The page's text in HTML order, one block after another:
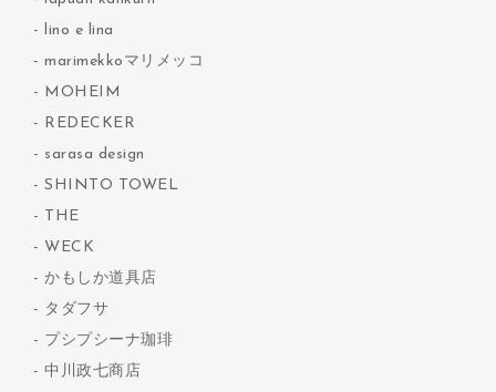
lino e lina
marimekkoマリメッコ
MOHEIM
REDECKER
sarasa design
SHINTO TOWEL
THE
WECK
かもしか道具店
タダフサ
プシプシーナ珈琲
中川政七商店